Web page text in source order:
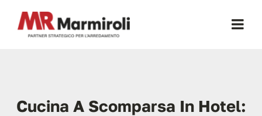
contenuto
Chi Siamo
Cucina A Scomparsa In Hotel: